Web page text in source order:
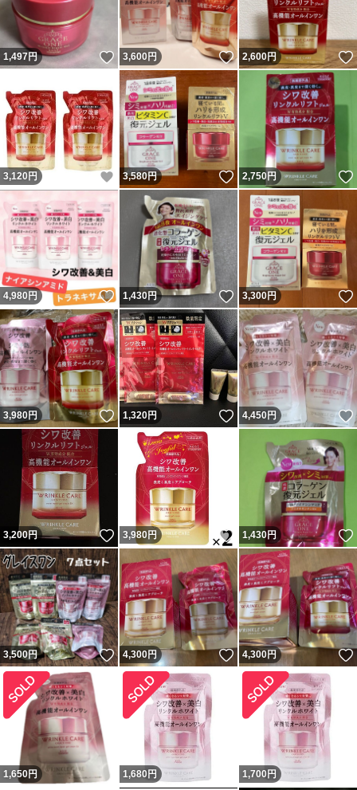
1,497円 いいね！
3,600円 いいね！
2,600円
3,120 円 いいね！
3,580円 いいね！
2,750円
4,980 円 いいね！
1,430円 いいね！
3,300円
3,980円 いいね！
1,320円 いいね！
4,450円
3,200円 いいね！
3,980円 いいね！
1,430円
3,500円 いいね！
4,300円 いいね！
4,300円
1,650円 1,680円 1,700円